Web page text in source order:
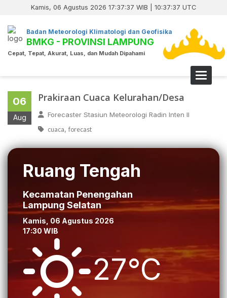
Kamis, 06 Agustus 2026 17:37:37 WIB | 10:37:37 UTC
Badan Meteorologi Klimatologi dan Geofisika
BMKG - PROVINSI LAMPUNG
Cepat, Tepat, Akurat, Luas, dan Mudah Dipahami
Toggle
06
Aug
Prakiraan Cuaca Kelurahan/Desa
Forecaster Stasiun Meteorologi Radin Inten II
cuaca, forecast
Ruang Tengah
Kecamatan Penengahan
Lampung Selatan
Kamis, 06 Agustus 2026
17:30 WIB
27°C